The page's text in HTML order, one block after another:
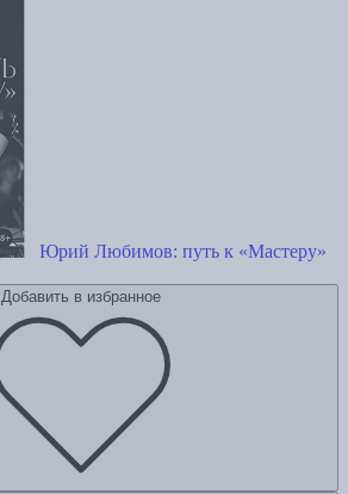
Юрий Любимов: путь к «Мастеру»
Добавить в избранное